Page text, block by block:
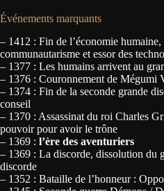
Événements marquants
– 1412 : Fin de l’économie
communautarisme et essor des
– 1377 : Les humains arrivent au
– 1376 : Couronnement de Mégumi
– 1374 : Fin de la seconde grande
conseil
– 1370 : Assassinat du roi Charles
pouvoir pour avoir le trône
– 1369 : l’ère des aventuriers
– 1369 : La discorde, dissolution du
discorde
– 1352 : Bataille de l’honneur :